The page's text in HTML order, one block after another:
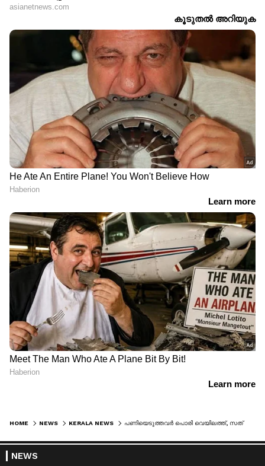
HOME NEWS KERALA NEWS പണിയെടുത്തവർ പൊരി വെയിലത്ത്, സത്യപ്രതിജ്ഞാ ചടങ്ങിൽ ദേശീയ നേതാക്കൾക്കൊപ്പം റിനി ആൻ ജോർജ്ജ്, രൂക്ഷ വിമർശനവുമായി അണികൾ
NEWS